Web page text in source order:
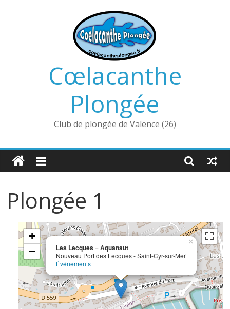
Cœlacanthe
Plongée
Club de plongée de Valence (26)
Plongée 1
Les Lecques − Aquanaut
Nouveau Port des Lecques - Saint-Cyr-sur-Mer
Événements
×
+
−